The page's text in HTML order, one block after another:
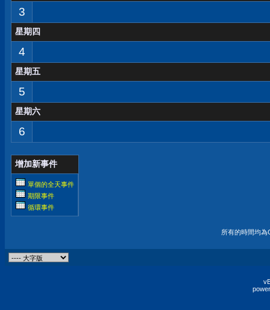
3
星期四
4
星期五
5
星期六
6
增加新事件
單個的全天事件
期限事件
循環事件
所有的時間均為